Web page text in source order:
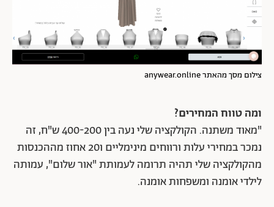
צילום מסך מהאתר anywear.online
ומה טווח המחירים?
"מאוד משתנה. הקולקציה שלי נעה בין 400-200 ש"ח, זה
נמכר במחירי עלות ורווחים מינימליים ו20 אחוז מההכנסות
מהקולקציה שלי תהיה תרומה לעמותת "אור שלום", עמותה
לילדי אומנה ומשפחות אומנה.